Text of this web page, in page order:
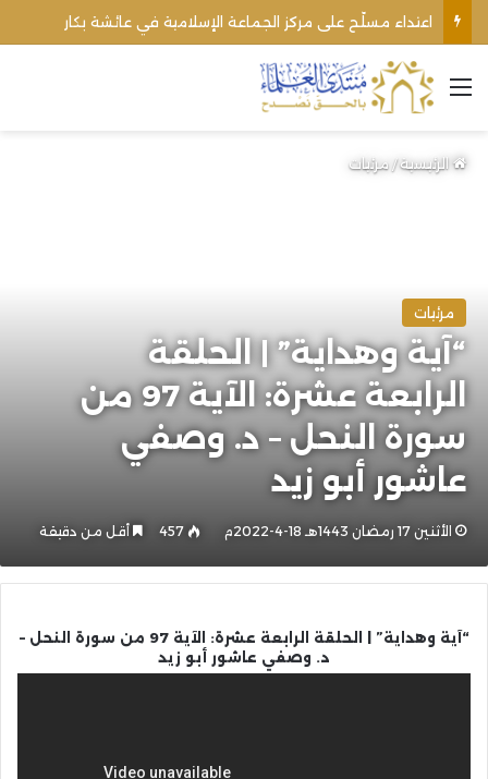
اعتداء مسلّح على مركز الجماعة الإسلامية في عائشة بكار
القائمة
الرئيسية/مرئيات
مرئيات
“آية وهداية” | الحلقة
الرابعة عشرة: الآية 97 من
سورة النحل – د. وصفي
عاشور أبو زيد
الأثنين 17 رمضان 1443هـ 18-4-2022م 457 أقل من دقيقة
“آية وهداية” | الحلقة الرابعة عشرة: الآية 97 من سورة النحل –
د. وصفي عاشور أبو زيد